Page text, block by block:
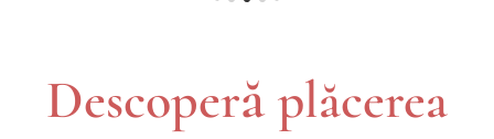
Descoperăplăcerea